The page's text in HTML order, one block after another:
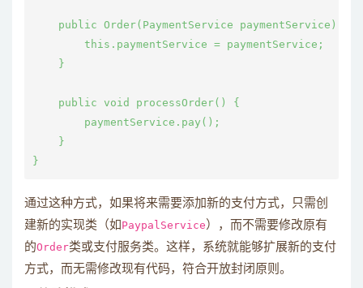
    public Order(PaymentService paymentService) {
        this.paymentService = paymentService;
    }
    public void processOrder() {
        paymentService.pay();
    }
通过这种方式，如果将来需要添加新的支付方式，只需创
建新的实现类（如 PaypalService），而不需要修改原有
的Order类或支付服务类。这样，系统就能够扩展新的支付
方式，而无需修改现有代码，符合开放封闭原则。